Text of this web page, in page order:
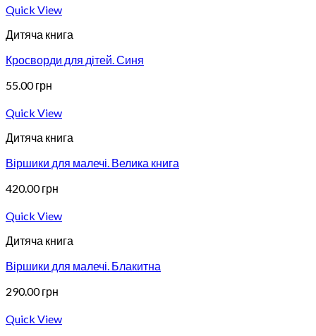
Quick View
Дитяча книга
Кросворди для дітей. Синя
55.00грн
Quick View
Дитяча книга
Віршики для малечі. Велика книга
420.00грн
Quick View
Дитяча книга
Віршики для малечі. Блакитна
290.00грн
Quick View